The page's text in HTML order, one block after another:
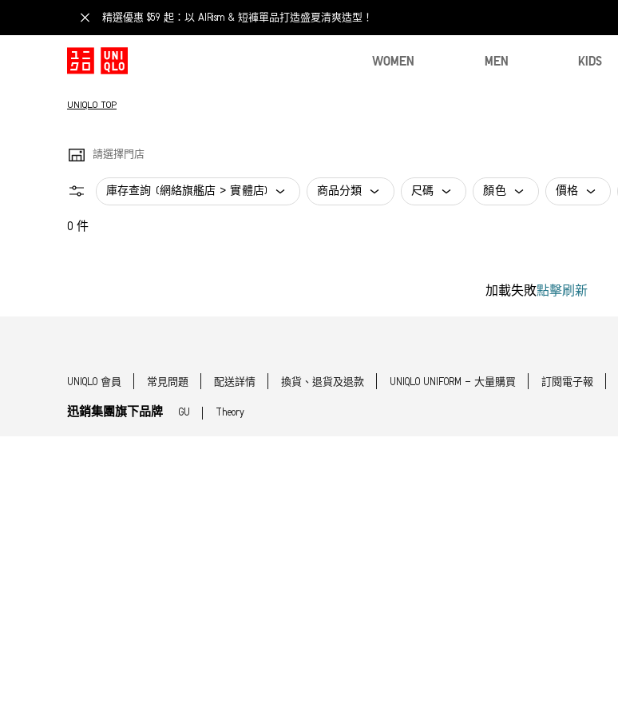
精選優惠 $59 起：以 AIRism & 短褲單品打造盛夏清爽造型！
WOMEN MEN KIDS
UNIQLO TOP
請選擇門店
庫存查詢 (網絡旗艦店 > 實體店) 商品分類 尺碼 顏色 價格
0 件
加載失敗點擊刷新
UNIQLO 會員 常見問題 配送詳情 換貨、退貨及退款 UNIQLO UNIFORM - 大量購買 訂閱電子報
迅銷集團旗下品牌 GU Theory